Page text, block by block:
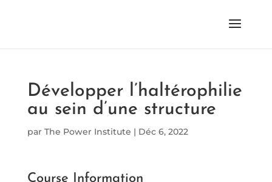
Développer l’haltérophilie
au sein d’une structure
par The Power Institute | Déc 6, 2022
Course Information